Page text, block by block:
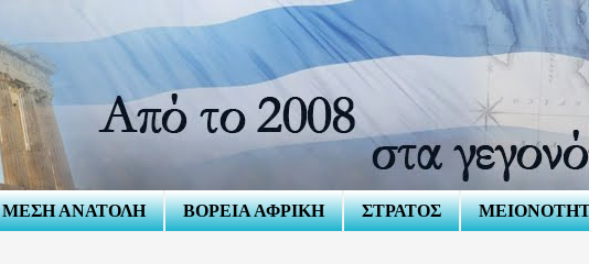
ΜΕΣΗ ΑΝΑΤΟΛΗ ΒΟΡΕΙΑ ΑΦΡΙΚΗ ΣΤΡΑΤΟΣ